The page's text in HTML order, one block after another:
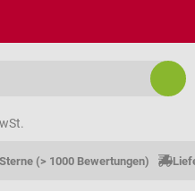
(> 1000 Bewertungen)